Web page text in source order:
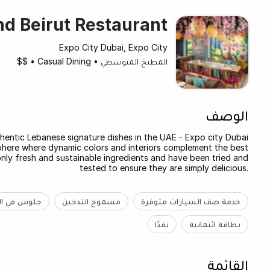
Beirut Restaurant
Expo City Dubai, Expo City
المطبخ المتوسطي •
Casual Dining
•
$$
الوصف
Lebanese signature dishes in the UAE - Expo city Dubai
where dynamic colors and interiors complement the best
fresh and sustainable ingredients and have been tried and
tested to ensure they are simply delicious.
خدمة صف السيارات متوفرة مسموح التدخين جلوس في
بطاقة ائتمانية نقدًا
القائمة